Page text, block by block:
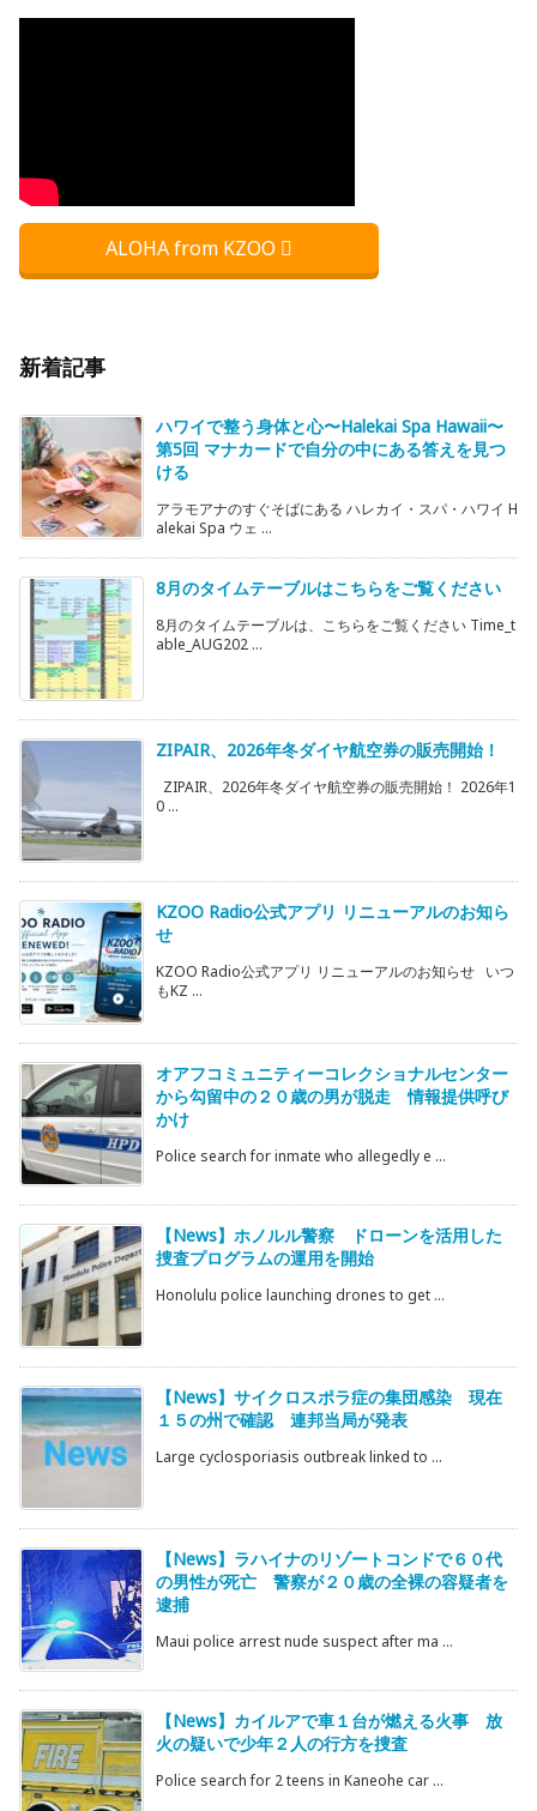
ALOHA from KZOO
新着記事
ハワイで整う身体と心〜Halekai Spa Hawaii〜
第5回 マナカードで自分の中にある答えを見つ
ける
アラモアナのすぐそばにある ハレカイ・スパ・ハワイ H
alekai Spa ウェ ...
8月のタイムテーブルはこちらをご覧ください
8月のタイムテーブルは、こちらをご覧ください Time_t
able_AUG202 ...
ZIPAIR、2026年冬ダイヤ航空券の販売開始！
ZIPAIR、2026年冬ダイヤ航空券の販売開始！ 2026年1
0 ...
KZOO Radio公式アプリ リニューアルのお知ら
せ
KZOO Radio公式アプリ リニューアルのお知らせ いつ
もKZ ...
オアフコミュニティーコレクショナルセンター
から勾留中の２０歳の男が脱走 情報提供呼び
かけ
Police search for inmate who allegedly e ...
【News】ホノルル警察 ドローンを活用した
捜査プログラムの運用を開始
Honolulu police launching drones to get ...
【News】サイクロスポラ症の集団感染 現在
１５の州で確認 連邦当局が発表
Large cyclosporiasis outbreak linked to ...
【News】ラハイナのリゾートコンドで６０代
の男性が死亡 警察が２０歳の全裸の容疑者を
逮捕
Maui police arrest nude suspect after ma ...
【News】カイルアで車１台が燃える火事 放
火の疑いで少年２人の行方を捜査
Police search for 2 teens in Kaneohe car ...